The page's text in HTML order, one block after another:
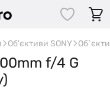
Об'єктиви SONY
f/4 G